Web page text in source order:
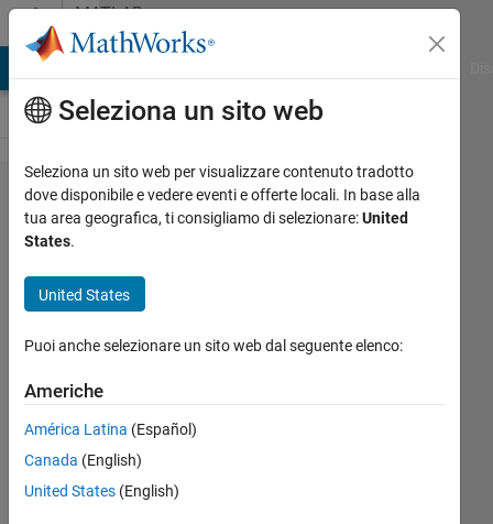
Vai al contenutoMATLAB
Answers
I Have to
detect the
the
provide me
a code to
detect the
nucleus in
the celll....
Seleziona un sito web
Seleziona un sito web per visualizzare contenuto tradotto
dove disponibile e vedere eventi e offerte locali. In base alla
tua area geografica, ti consigliamo di selezionare:United
States.
United States
Puoi anche selezionare un sito web dal seguente elenco:
Americhe
América Latina (Español)
Canada (English)
United States (English)